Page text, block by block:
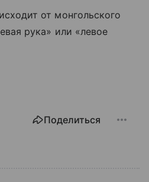
от монгольского
рука» или «левое
Поделиться